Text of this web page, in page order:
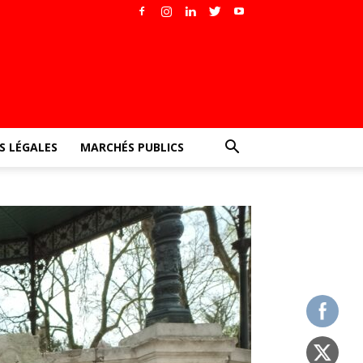
LÉGALES MARCHÉS PUBLICS